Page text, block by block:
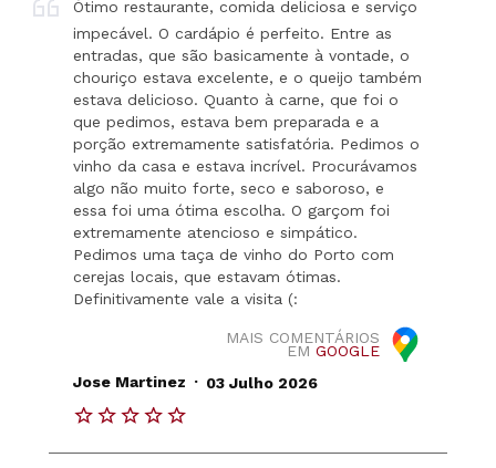
Ótimo restaurante, comida deliciosa e serviço
impecável. O cardápio é perfeito. Entre as
entradas, que são basicamente à vontade, o
chouriço estava excelente, e o queijo também
estava delicioso. Quanto à carne, que foi o
que pedimos, estava bem preparada e a
porção extremamente satisfatória. Pedimos o
vinho da casa e estava incrível. Procurávamos
algo não muito forte, seco e saboroso, e
essa foi uma ótima escolha. O garçom foi
extremamente atencioso e simpático.
Pedimos uma taça de vinho do Porto com
cerejas locais, que estavam ótimas.
Definitivamente vale a visita (:
MAIS COMENTÁRIOS
EM GOOGLE
Jose Martinez . 03 Julho 2026